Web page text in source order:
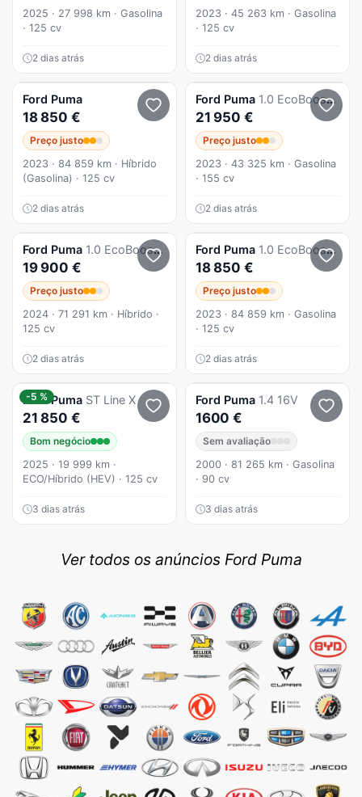
2025 · 27 998 km · Gasolina
· 125 cv
2 dias atrás
2023 · 45 263 km · Gasolina
· 125 cv
2 dias atrás
Ford Puma
18 850 €
Preço justo
2023 · 84 859 km · Híbrido
(Gasolina) · 125 cv
2 dias atrás
Ford Puma 1.0 EcoBoost MHEV ST-Line X Aut.
21 950 €
Preço justo
2023 · 43 325 km · Gasolina
· 155 cv
2 dias atrás
Ford Puma 1.0 EcoBoost ST-Line Aut.
19 900 €
Preço justo
2024 · 71 291 km · Híbrido ·
125 cv
2 dias atrás
Ford Puma 1.0 EcoBoost MHEV ST-Line
18 850 €
Preço justo
2023 · 84 859 km · Gasolina
· 125 cv
2 dias atrás
-5 %
Ford Puma ST Line X
21 850 €
Bom negócio
2025 · 19 999 km ·
ECO/Híbrido (HEV) · 125 cv
3 dias atrás
Ford Puma 1.4 16V
1600 €
Sem avaliação
2000 · 81 265 km · Gasolina
· 90 cv
3 dias atrás
Ver todos os anúncios Ford Puma